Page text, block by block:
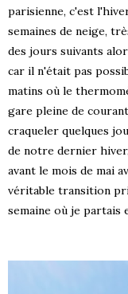
parisienne, c'est
semaines de neige,
des jours suivants
car il n'était pas
matins où le
gare pleine de
craqueler quelques
de notre dernier
avant le mois de mai
véritable transition
semaine où je partais